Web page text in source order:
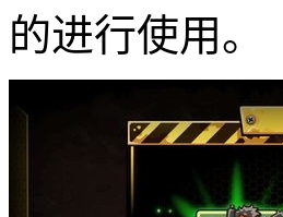
的进行使用。